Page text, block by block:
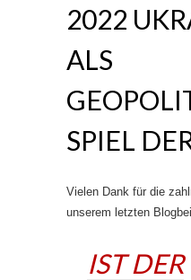
2022
ALS
SPIEL
Vielen Dank für die
unserem letzten
IST DER